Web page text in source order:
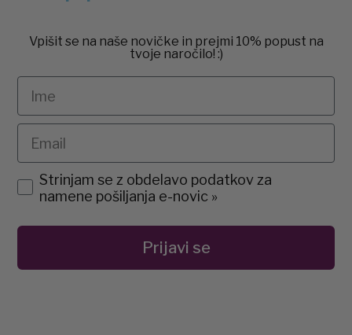
Vpišit se na naše novičke in prejmi 10% popust na
tvoje naročilo! :)
Ime
Email
agreement
Strinjam se z obdelavo podatkov za
namene pošiljanja e-novic »
Prijavi se